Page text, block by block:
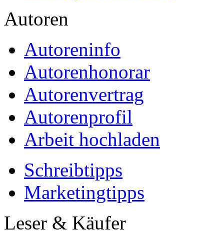
Autoren
Autoreninfo
Autorenhonorar
Autorenvertrag
Autorenprofil
Arbeit hochladen
Schreibtipps
Marketingtipps
Leser & Käufer